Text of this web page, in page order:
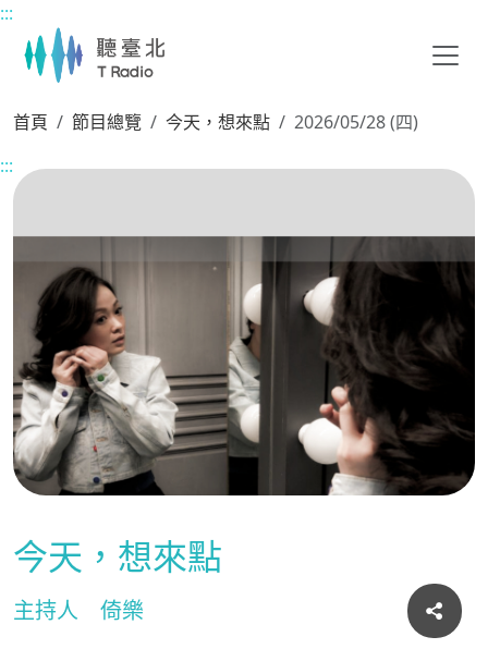
主要內容區塊
:::
首頁 節目總覽 今天，想來點
2026/05/28 (四)
:::
今天，想來點
主持人 倚樂